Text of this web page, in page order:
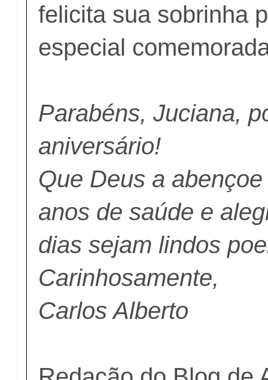
felicita sua sobrinha
especial
Parabéns, Juciana,
aniversário!
Que Deus a
anos de saúde e
dias sejam lindos
Carinhosamente,
Carlos Alberto